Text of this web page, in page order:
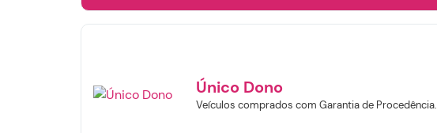
Único Dono
Veículos comprados com Garantia de Procedência.